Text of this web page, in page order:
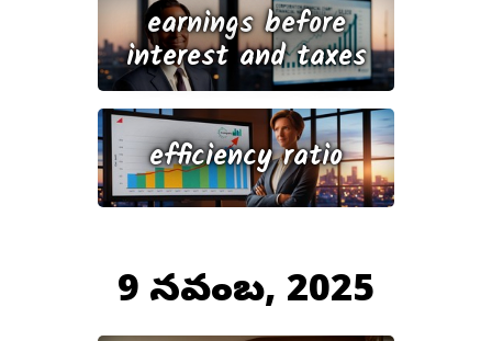
earnings before
interest and taxes
efficiency ratio
9 నవంబర్, 2025